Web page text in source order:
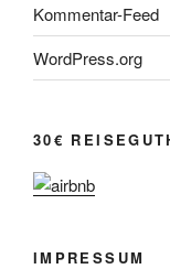
Kommentar-Feed
WordPress.org
30€
IMPRESSUM